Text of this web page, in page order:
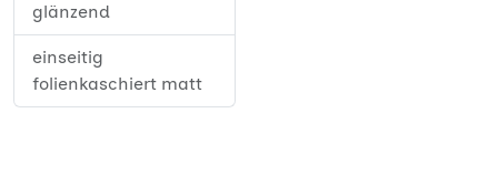
92
glänzend
einseitig
folienkaschiert matt